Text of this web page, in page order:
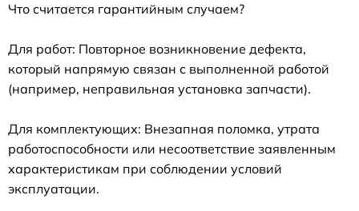
Что считается гарантийным случаем?
Для работ: Повторное возникновение дефекта,
который напрямую связан с выполненной работой
(например, неправильная установка запчасти).
Для комплектующих: Внезапная поломка, утрата
работоспособности или несоответствие заявленным
характеристикам при соблюдении условий
эксплуатации.